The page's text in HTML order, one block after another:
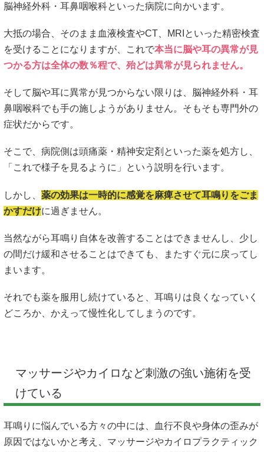
脳神経外科・耳鼻咽喉科といった病院に向かいます。
大抵の場合、そのまま血液検査やCT、МRIといった精密検査
を受けることになりますが、これで本当に脳や耳の異常が見
つかる方は全体の数％程で、殆どは異常が見られません。
そして脳や耳に異常が見つからない限りは、脳神経外科・耳
鼻咽喉科でも手の施しようがありません。そもそも専門外の
症状だからです。
そこで、病院側は頭痛薬・精神安定剤といった薬を処方し、
「これで様子を見るように」という説明を行います。
しかし、 薬の効果は一時的に感覚を麻痺させて耳鳴りをごま
かすだけに過ぎません。
当然ながら耳鳴り自体を改善することはできませんし、少し
の間だけ緩和させることはできても、またすぐ元に戻ってし
まいます。
それでも薬を服用し続けていると、耳鳴りは良くなっていく
どころか、かえって慢性化してしまうのです。
マッサージやカイロなど刺激の強い施術を受
けている
耳鳴りに悩んでいる方々の中には、血行不良や身体の歪みが
原因ではないかと考え、マッサージやカイロプラクティック